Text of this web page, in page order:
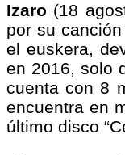
Izaro (18
por su
el euskera,
en 2016, solo
cuenta con 8
encuentra en
último disco